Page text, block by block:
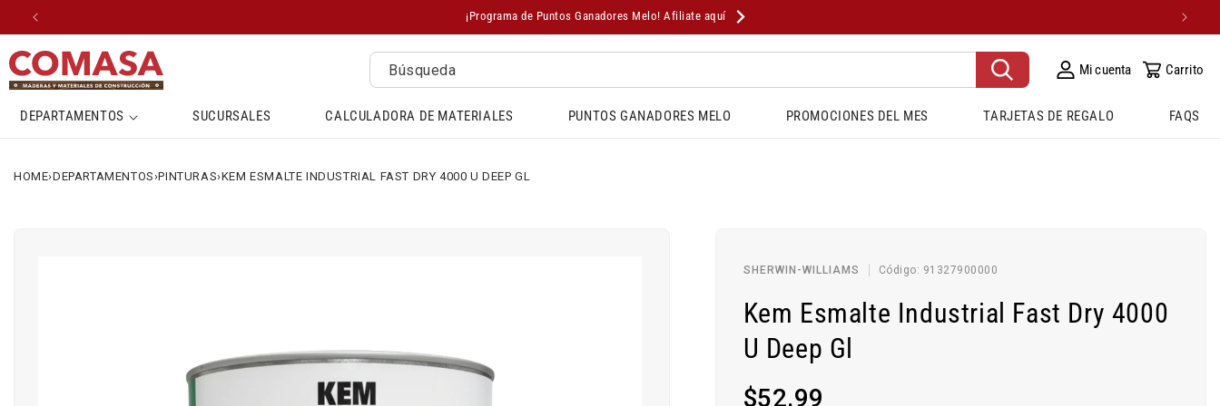
DIRECTAMENTE
AL CONTENIDO
¡Programa de Puntos Ganadores Melo! Afiliate aquí
DEPARTAMENTOS SUCURSALES CALCULADORA DE MATERIALES PUNTOS GANADORES MELO PROMOCIONES DEL MES TARJETAS DE REGALO FAQS
Búsqueda Mi cuenta Carrito
HOME›DEPARTAMENTOS›PINTURAS›KEM ESMALTE INDUSTRIAL FAST DRY 4000 U DEEP GL
SHERWIN-WILLIAMS Código: SKU:
91327900000
Kem Esmalte Industrial Fast Dry 4000
U Deep Gl
Precio
$52.99